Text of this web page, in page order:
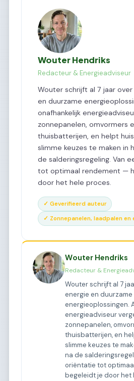
Wouter Hendriks
Redacteur & Energieadviseur
Wouter schrijft al 7 jaar
en duurzame
onafhankelijk
zonnepanelen, omvormers
thuisbatterijen, en helpt
slimme keuzes te maken in
de salderingsregeling. Van
tot optimaal rendement —
door het hele proces.
✓ Geverifieerd auteur
✓ Zonnepanelen, laadpalen en
Wouter Hendriks
Redacteur &
Wouter schrijft al 7
energie en duurzame
energieoplossingen.
energieadviseur
zonnepanelen,
thuisbatterijen, en
slimme keuzes te
na de
oriëntatie tot
begeleidt je door het